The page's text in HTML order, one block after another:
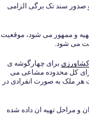
صدور سند تک برگی الزامی
و ممهور می شود، موقعیت
می شود.
برای چهارگوشه ی
کل محدوده مشاعی می
ملک به صورت انفرادی در
و مراحل تهیه ان داده شده